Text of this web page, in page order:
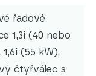
řadové
1,3i (40 nebo
1,6i (55 kW),
čtyřválec s